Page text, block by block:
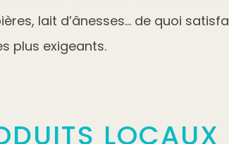
lait d’ânesses… de quoi
plus exigeants.
LOCAUX